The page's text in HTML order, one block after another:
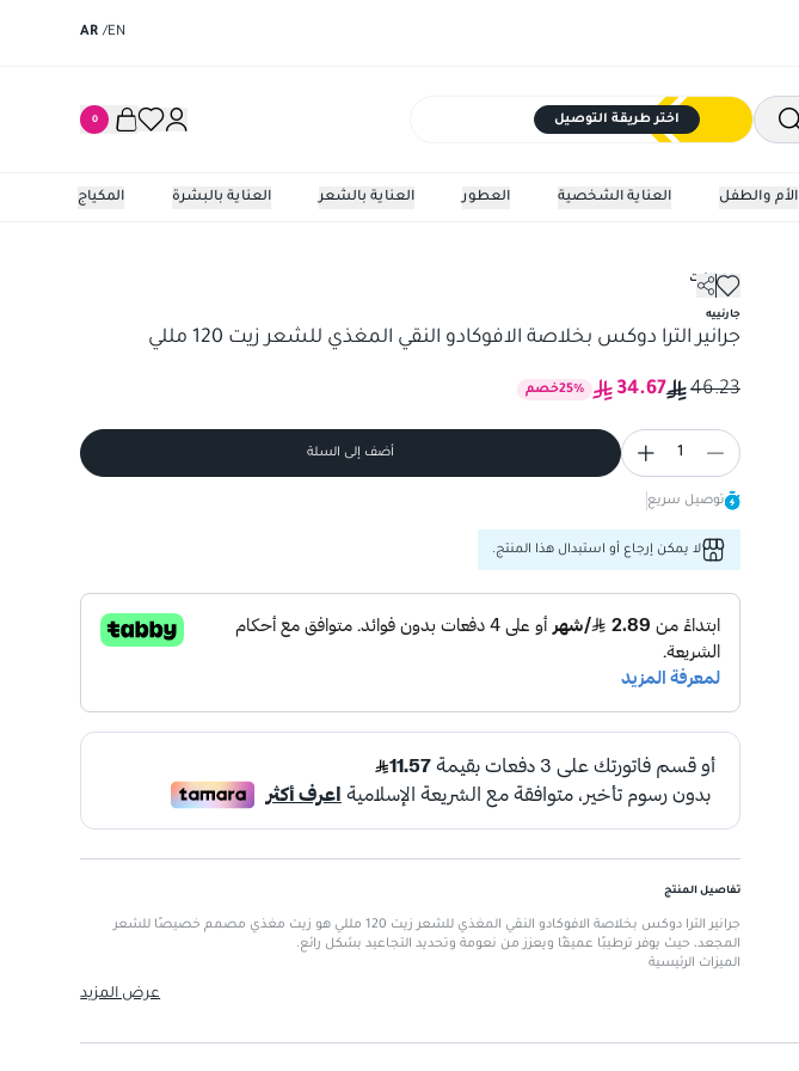
EN
/
AR
اختر طريقة التوصيل 0
المكياج العناية بالبشرة العناية بالشعر العطور العناية الشخصية الأم والطفل
بديل الزيت
جارنييه
جرانير الترا دوكس بخلاصة الافوكادو النقي المغذي للشعر زيت 120 مللي
46.23
34.67
25% خصم
1 أضف إلى السلة
توصيل سريع
لا يمكن إرجاع أو استبدال هذا المنتج.
تفاصيل المنتج
جرانير الترا دوكس بخلاصة الافوكادو النقي المغذي للشعر زيت 120 مللي هو زيت مغذي مصمم خصيصًا للشعر
المجعد، حيث يوفر ترطيبًا عميقًا ويعزز من نعومة وتحديد التجاعيد بشكل رائع.
الميزات الرئيسية
قوام خفيف لا يترك أي آثار دهنية.
عرض المزيد